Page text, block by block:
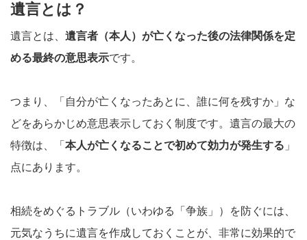
遺言とは？
遺言とは、 遺言者（本人）が亡くなった後の法律関係を定
める最終の意思表示です。
つまり、「自分が亡くなったあとに、誰に何を残すか」な
どをあらかじめ意思表示しておく制度です。遺言の最大の
特徴は、「 本人が亡くなることで初めて効力が発生する 」
点にあります。
相続をめぐるトラブル（いわゆる「争族」）を防ぐには、
元気なうちに遺言を作成しておくことが、非常に効果的で